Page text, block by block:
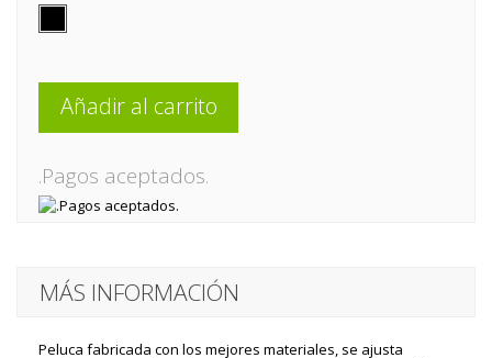
Añadir al carrito
.Pagos aceptados.
MÁS INFORMACIÓN
Peluca fabricada con los mejores materiales, se ajusta